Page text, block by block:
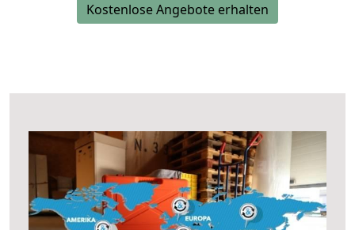
Kostenlose Angebote erhalten